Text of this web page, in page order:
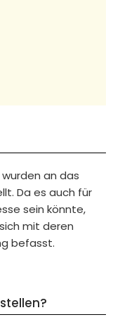
an das
Da es auch für
sein könnte,
mit deren
befasst.